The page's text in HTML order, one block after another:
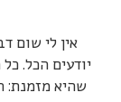
אין לי שום
יודעים הכל.
שהיא מזמנת: